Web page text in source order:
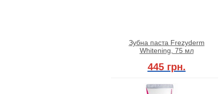
Зубна паста Frezyderm
Whitening, 75 мл
445 грн.